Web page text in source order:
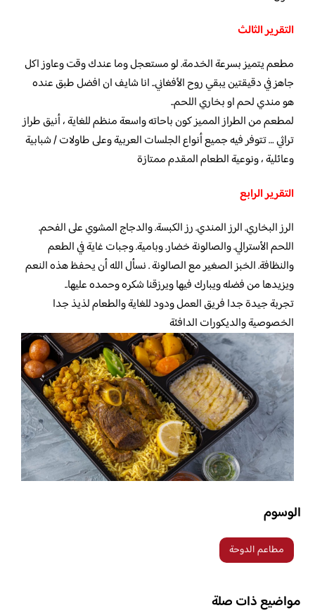
التقرير الثالث
مطعم يتميز بسرعة الخدمة. لو مستعجل وما عندك وقت وعاوز اكل
جاهز في دقيقتين يبقي روح الأفغاني.. انا شايف ان افضل طبق عنده
هو مندي لحم او بخاري اللحم..
لمطعم من الطراز المميز كون باحاته واسعة منظم للغاية ، أنيق طراز
تراثي … تتوفر فيه جميع أنواع الجلسات العربية وعلى طاولات / شبابية
وعائلية ، ونوعية الطعام المقدم ممتازة
التقرير الرابع
الرز البخاري. الرز المندي. رز الكبسة. والدجاج المشوي على الفحم.
اللحم الأسترالي. والصالونة خضار. وبامية. وجبات غاية في الطعم
والنظافة. الخبز الصغير مع الصالونة . نسأل الله أن يحفظ هذه النعم
ويزيدها من فضله ويبارك فيها ويرزقنا شكره وحمده عليها..
تجربة جيدة جدا فريق العمل ودود للغاية والطعام لذيذ جدا
الخصوصية والديكورات الدافئة
الوسوم
مطاعم الدوحة
مواضيع ذات صلة